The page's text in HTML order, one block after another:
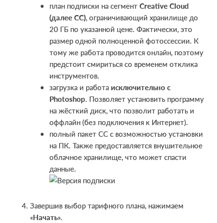
план подписки на сегментCreative Cloud
(далее СС), ограничивающий хранилище до
20 ГБ по указанной цене. Фактически, это
размер одной полноценной фотоссессии. К
тому же работа проводится онлайн, поэтому
предстоит смириться со временем отклика
инструментов.
загрузка и работаисключительно с
Photoshop. Позволяет установить программу
на жёсткий диск, что позволит работать и
оффлайн (без подключения к Интернет).
полный пакет СС с возможностью установки
на ПК. Также предоставляется внушительное
облачное хранилище, что может спасти
данные.
Завершив выбор тарифного плана, нажимаем
«Начать».